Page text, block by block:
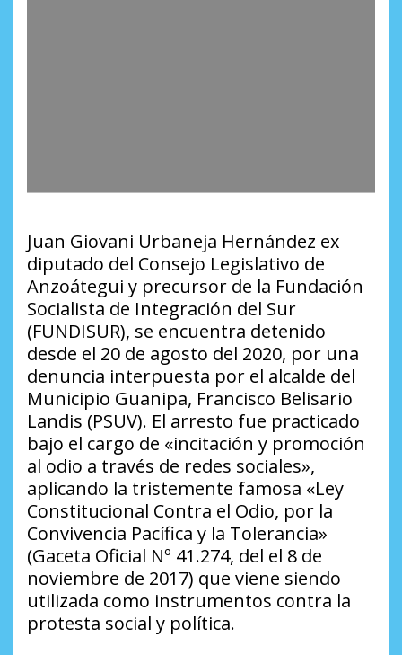
Juan Giovani Urbaneja Hernández ex
diputado del Consejo Legislativo de
Anzoátegui y precursor de la Fundación
Socialista de Integración del Sur
(FUNDISUR), se encuentra detenido
desde el 20 de agosto del 2020, por una
denuncia interpuesta por el alcalde del
Municipio Guanipa, Francisco Belisario
Landis (PSUV). El arresto fue practicado
bajo el cargo de «incitación y promoción
al odio a través de redes sociales»,
aplicando la tristemente famosa «Ley
Constitucional Contra el Odio, por la
Convivencia Pacífica y la Tolerancia»
(Gaceta Oficial Nº 41.274, del el 8 de
noviembre de 2017) que viene siendo
utilizada como instrumentos contra la
protesta social y política.